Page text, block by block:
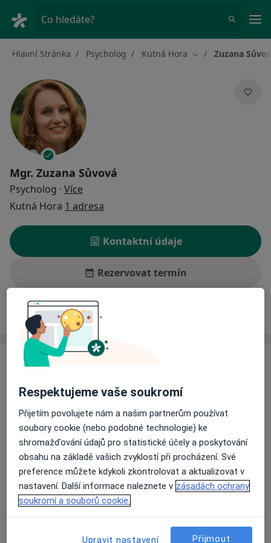
Co hledáte?
Hlavní Stránka Psycholog Kutná Hora Změna města
Zuzana
Mgr. Zuzana Sůvová
Psycholog · Více
Kutná Hora 1 adresa
Kontaktní údaje
Rezervovat termín
Zkušenosti Ceník
Zkušenosti
dětí a dospívajících v obtížných životních situacích.
Věnujeme se společně jejich osobním, vztahovým,
psychosomatickým tématům. Ve své praxi se opírám o
celostní psychodynamicky a psychosomaticky
orientovaný psychoterapeutický přístup, o
biosyntetickou psychoterapii a poslední dobou mě
velmi fascinují nejnovější neuropsychologické a
epigenetické poznatky.
Věřím ve zdroje, které každý z nás k řešení svých
náročných situací máme a je pro mě ctí tyto vnitřní
zdroje s klienty objevovat. Provázím klienty na cestě k
VíceO mně
Odborník na:
Psychoterapie
Respektujeme vaše soukromí
Přijetím povolujete nám a našim partnerům používat
soubory cookie (nebo podobné technologie) ke
shromažďování údajů pro statistické účely a poskytování
obsahu na základě vašich zvyklostí při procházení. Své
preference můžete kdykoli zkontrolovat a aktualizovat v
nastavení. Další informace naleznete v zásadách ochrany
soukromí a souborů cookie.
Upravit nastavení Přijmout